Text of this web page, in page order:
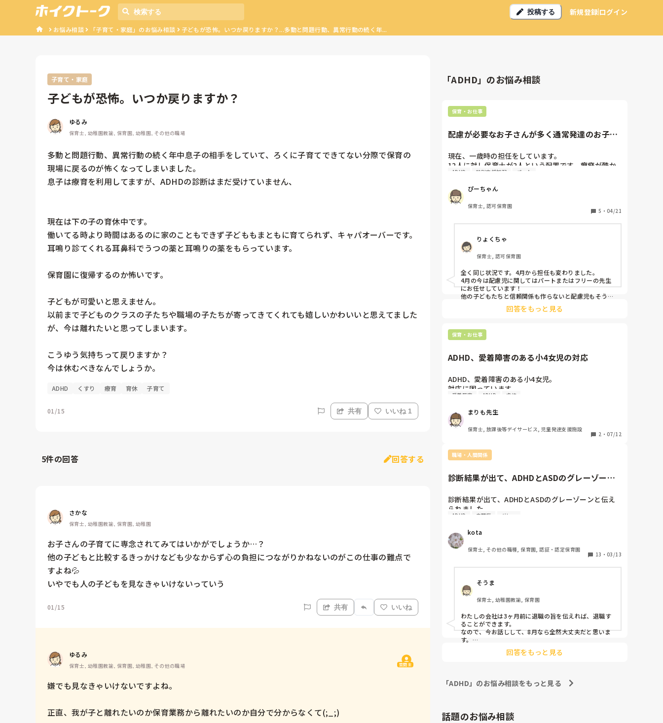
投稿する 新規登録ログイン
お悩み相談 「子育て・家庭」のお悩み相談 子どもが恐怖。いつか戻りますか？...多動と問題行動、異常行動の続く年...
子育て・家庭
子どもが恐怖。いつか戻りますか？
ゆるみ
保育士, 幼稚園教諭, 保育園, 幼稚園, その他の職場
多動と問題行動、異常行動の続く年中息子の相手をしていて、ろくに子育てできてない分際で保育の
現場に戻るのが怖くなってしまいました。
息子は療育を利用してますが、ADHDの診断はまだ受けていません、
現在は下の子の育休中です。
働いてる時より時間はあるのに家のこともできず子どももまともに育てられず、キャパオーバーです。
耳鳴り診てくれる耳鼻科でうつの薬と耳鳴りの薬をもらっています。
保育園に復帰するのか怖いです。
子どもが可愛いと思えません。
以前まで子どものクラスの子たちや職場の子たちが寄ってきてくれても嬉しいかわいいと思えてました
が、今は離れたいと思ってしまいます。
こうゆう気持ちって戻りますか？
今は休むべきなんでしょうか。
ADHD くすり 療育 育休 子育て
01/15 共有 いいね 1
5件の回答 回答する
さかな
保育士, 幼稚園教諭, 保育園, 幼稚園
お子さんの子育てに専念されてみてはいかがでしょうか…？
他の子どもと比較するきっかけなども少なからず心の負担につながりかねないのがこの仕事の難点で
すよね💦
いやでも人の子どもを見なきゃいけないっていう
01/15 共有 いいね
ゆるみ
保育士, 幼稚園教諭, 保育園, 幼稚園, その他の職場 質問主
嫌でも見なきゃいけないですよね。
正直、我が子と離れたいのか保育業務から離れたいのか自分で分からなくて(;_;)
「ADHD」のお悩み相談
保育・お仕事
配慮が必要なお子さんが多く通常発達のお子さ
現在、一歳時の担任をしています。
12人に対し保育士が2人という配置です。癇癪が酷か
ったり、衝動性が強かったりと配慮な必要なお子さん
さんは放置されがちで触れ合うことができていませ
ん。
パートの先生などが加配としてついてくれたりはしま
すが、子供たち皆んなと関わり合いたい。。。日々ジ
この様な環境におられる先生、どのように対応されて
いますか？お話お聞きしたいです。
ADHD 特別支援加配 パート
ぴーちゃん
保育士, 認可保育園
5 ・ 04/21
りょくちゃ
保育士, 認可保育園
全く同じ状況です。4月から担任も変わりました。
4月の今は配慮児に関してはパートまたはフリーの先生
にお任せしています！
他の子どもたちと信頼関係も作らないと配慮児もそうで
ない子も疎かになってしいそうで😭！
配慮児に関しても、落ち着かないクラスに居るより、一
にも、参加しているように感じます。
幸い、私自身も配慮児から嫌がられてないようなので、
回答をもっと見る
保育・お仕事
ADHD、愛着障害のある小4女児の対応
ADHD、愛着障害のある小4女児。
対応に困っています。
児発、放デイに勤めています。
構って欲しい行動と取れる施設外への飛び出しや
小さい子への嫌がらせ。
手を焼いています。
彼氏優先の母親でネグレクト気味な環境で育ち
不憫に思っているので、事業所全体で
しています。
「いちご狩り行ってみたいんだよね」と
自分も行きたいという児にお利口にしていたらね！と
5つの約束を取り決め来週の◯日まで約束を守れたら
行こうね！と約束しましたが1日足りとも守ってもら
内容はお友達や支援の先生をたたいたり、けったりし
いるものをとりあげません。などです。
シールをはる、いい事をした、悪い事をしたを表に書
き留めていく…絶対怒らずフィールドバックを繰り返
しポジティブな言葉と近い日のご褒美…いろんな角度
から色んな事試しましたが未だ有効な方法が見つかり
ません。
彼女の様なタイプにはどのような支援が良いのでしょ
うか………
愛着障害 ADHD 虐待
まりも先生
保育士, 放課後等デイサービス, 児童発達支援施設
2 ・ 07/12
職場・人間関係
診断結果が出て、ADHDとASDのグレーゾーン
診断結果が出て、ADHDとASDのグレーゾーンと伝え
られました。
まさか自分がグレーゾーンと思わなくて、何かしらの
るかな…とは考えてはいましたが…
結局自分は何なんだろう。
息苦しさはだいぶ少なくなってきたものの、考えすぎ
たりすると出てきます。薬も処方されました。
3月に入り、先生方の異動も発表され、退職のことを
言い出すタイミングが分からずズルズル今に至りま
今月お話をして8月に退職しても大丈夫なのか…
ADHD 自閉症 グレー
kota
保育士, その他の職種, 保育園, 認証・認定保育園
13 ・ 03/13
そうま
保育士, 幼稚園教諭, 保育園
わたしの会社は3ヶ月前に退職の旨を伝えれば、退職す
ることができます。
なので、今お話しして、8月なら全然大丈夫だと思いま
す。
あまり無理なさらずに。回答をもっと見る
「ADHD」のお悩み相談をもっと見る
話題のお悩み相談